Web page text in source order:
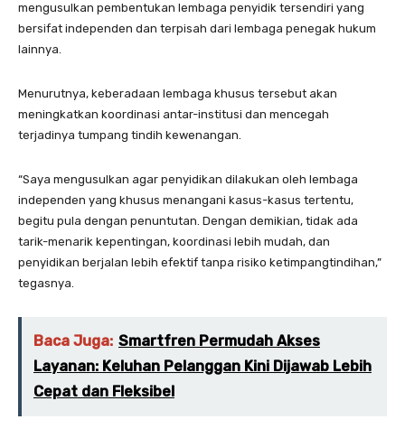
mengusulkan pembentukan lembaga penyidik tersendiri yang
bersifat independen dan terpisah dari lembaga penegak hukum
lainnya.
Menurutnya, keberadaan lembaga khusus tersebut akan
meningkatkan koordinasi antar-institusi dan mencegah
terjadinya tumpang tindih kewenangan.
“Saya mengusulkan agar penyidikan dilakukan oleh lembaga
independen yang khusus menangani kasus-kasus tertentu,
begitu pula dengan penuntutan. Dengan demikian, tidak ada
tarik-menarik kepentingan, koordinasi lebih mudah, dan
penyidikan berjalan lebih efektif tanpa risiko ketimpangtindihan,”
tegasnya.
Baca Juga: Smartfren Permudah Akses
Layanan: Keluhan Pelanggan Kini Dijawab Lebih
Cepat dan Fleksibel